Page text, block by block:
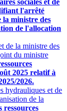
sociales et de
l'arrêté
la ministre des
de l'allocation
de la ministre des
du ministre
2025 relatif à
2026.
hydrauliques et de
de la